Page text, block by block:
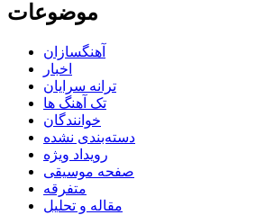
موضوعات
آهنگسازان
اخبار
ترانه سرایان
تک آهنگ ها
خوانندگان
دسته‌بندی نشده
رویداد ویژه
صفحه موسیقی
متفرقه
مقاله و تحلیل